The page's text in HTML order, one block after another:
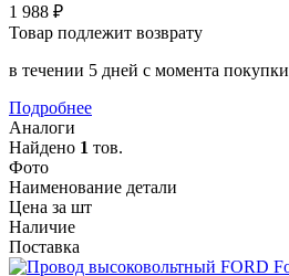
1 988 ₽
Товар подлежит возврату
в течении 5 дней с момента покупки
Подробнее
Аналоги
Найдено 1 тов.
Фото
Наименование детали
Цена за шт
Наличие
Поставка